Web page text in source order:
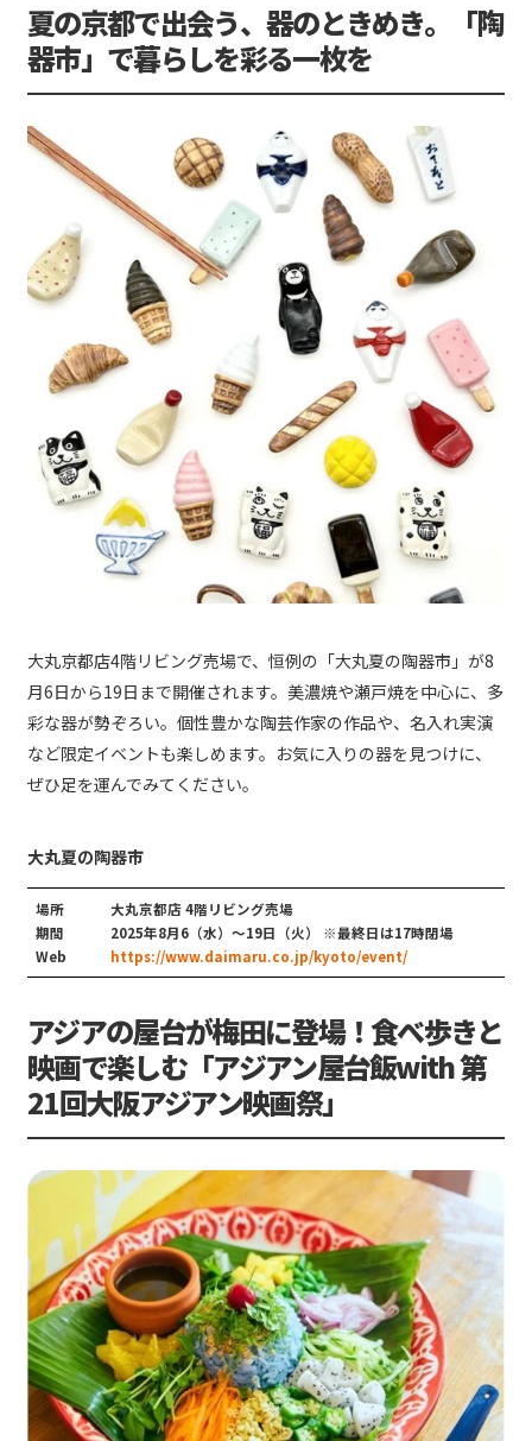
夏の京都で出会う、器のときめき。「陶
器市」で暮らしを彩る一枚を
大丸京都店4階リビング売場で、恒例の「大丸夏の陶器市」が8
月6日から19日まで開催されます。美濃焼や瀬戸焼を中心に、多
彩な器が勢ぞろい。個性豊かな陶芸作家の作品や、名入れ実演
など限定イベントも楽しめます。お気に入りの器を見つけに、
ぜひ足を運んでみてください。
大丸夏の陶器市
場所
大丸京都店 4階リビング売場
期間
2025年8月6（水）〜19日（火） ※最終日は17時閉場
Web
https://www.daimaru.co.jp/kyoto/event/
アジアの屋台が梅田に登場！食べ歩きと
映画で楽しむ「アジアン屋台飯with 第
21回大阪アジアン映画祭」